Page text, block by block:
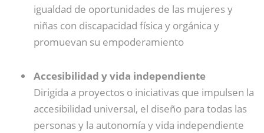
igualdad de oportunidades de las mujeres y
niñas con discapacidad física y orgánica y
promuevan su empoderamiento
Accesibilidad y vida independiente
Dirigida a proyectos o iniciativas que impulsen la
accesibilidad universal, el diseño para todas las
personas y la autonomía y vida independiente